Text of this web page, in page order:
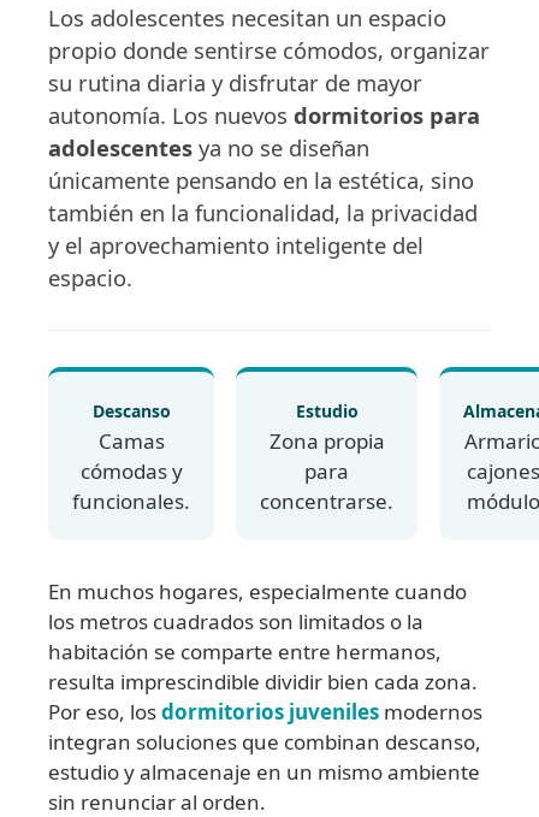
Los adolescentes necesitan un espacio
propio donde sentirse cómodos, organizar
su rutina diaria y disfrutar de mayor
autonomía. Los nuevos dormitorios para
adolescentes ya no se diseñan
únicamente pensando en la estética, sino
también en la funcionalidad, la privacidad
y el aprovechamiento inteligente del
espacio.
Descanso
Camas
cómodas y
funcionales.
Estudio
Zona propia
para
concentrarse.
En muchos hogares, especialmente cuando
los metros cuadrados son limitados o la
habitación se comparte entre hermanos,
resulta imprescindible dividir bien cada zona.
Por eso, losdormitorios juveniles modernos
integran soluciones que combinan descanso,
estudio y almacenaje en un mismo ambiente
sin renunciar al orden.